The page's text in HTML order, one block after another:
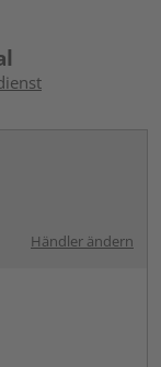
Händler ändern